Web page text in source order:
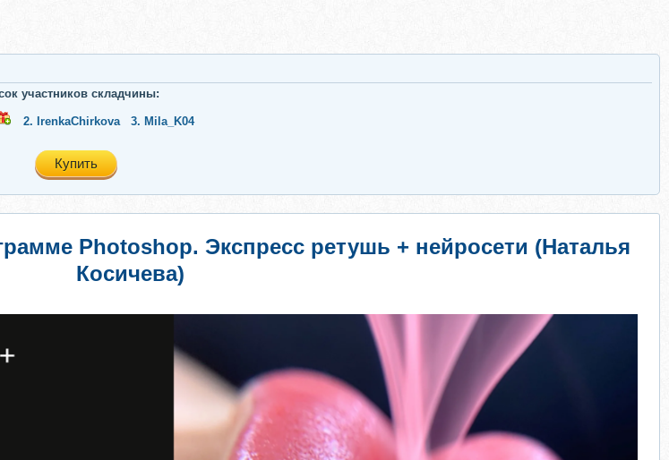
участников складчины:
2. IrenkaChirkova 3. Mila_K04
Купить
Photoshop. Экспресс ретушь + нейросети (Наталья
Косичева)